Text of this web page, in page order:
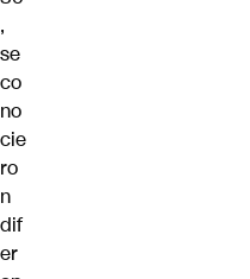
,
se
co
no
cie
ro
n
dif
er